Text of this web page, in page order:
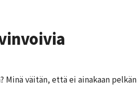
väitän, että ei ainakaan pelkän